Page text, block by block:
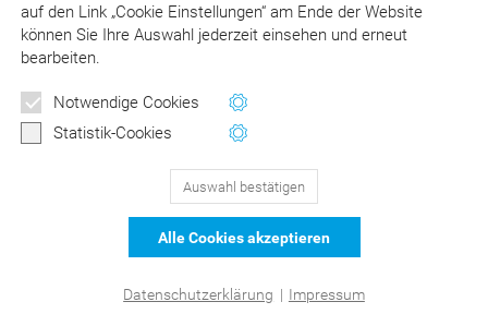
aufden Link „Cookie Einstellungen“ am Ende der Website
können Sie Ihre Auswahl jederzeit einsehen und erneut
bearbeiten.
Notwendige Cookies
Statistik-Cookies
Auswahl bestätigen
Alle Cookies akzeptieren
Datenschutzerklärung | Impressum
GOZ –Liebold/Raff/Wissing